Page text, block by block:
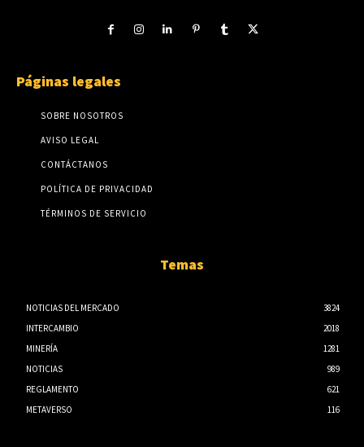
Páginas legales
SOBRE NOSOTROS
AVISO LEGAL
CONTÁCTANOS
POLÍTICA DE PRIVACIDAD
TÉRMINOS DE SERVICIO
Temas
NOTICIAS DEL MERCADO
3824
INTERCAMBIO
2018
MINERÍA
1281
NOTICIAS
989
REGLAMENTO
621
METAVERSO
116